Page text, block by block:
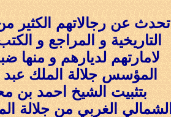
تحدث عن رجالاتهم الكثير
التاريخية و المراجع و
لامارتهم لديارهم و منها
المؤسس جلالة الملك عبد
بتثبيت الشيخ احمد بن